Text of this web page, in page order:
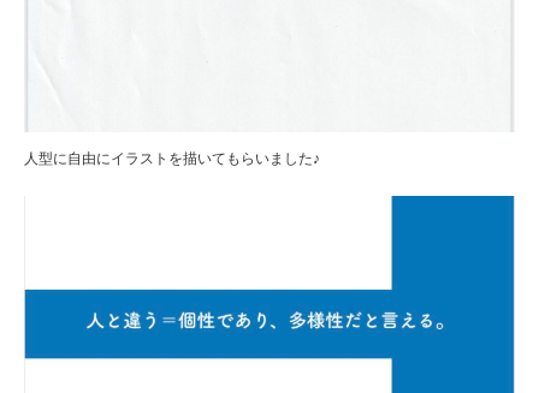
人型に自由にイラストを描いてもらいました♪